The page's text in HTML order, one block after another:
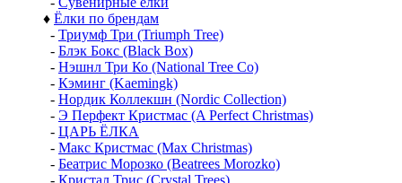
♦ Ёлки по брендам
- Триумф Три (Triumph Tree)
- Блэк Бокс (Black Box)
- Нэшнл Три Ко (National Tree Co)
- Кэминг (Kaemingk)
- Нордик Коллекшн (Nordic Collection)
- Э Перфект Кристмас (A Perfect Christmas)
- ЦАРЬ ЁЛКА
- Макс Кристмас (Max Christmas)
- Беатрис Морозко (Beatrees Morozko)
- Кристал Трис (Crystal Trees)